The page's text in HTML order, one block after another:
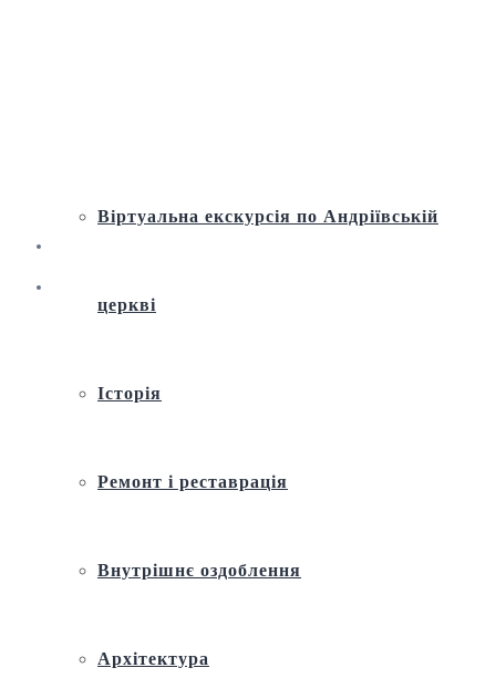
Віртуальна екскурсія по Андріївській
церкві
Історія
Ремонт і реставрація
Внутрішнє оздоблення
Архітектура